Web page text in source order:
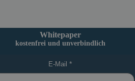
Whitepaper
kostenfrei und unverbindlich
E-Mail